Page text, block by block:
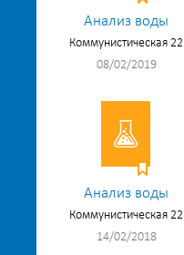
Анализ воды
Коммунистическая 22
08/02/2019
Анализ воды
Коммунистическая 22
14/02/2018